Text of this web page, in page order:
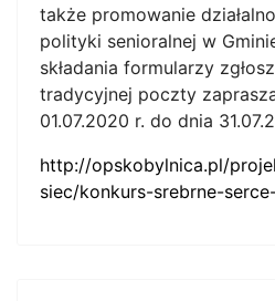
także promowanie
polityki senioralnej w
składania formularzy
tradycyjnej poczty
01.07.2020 r. do dnia
http://opskobylnica.pl/
siec/konkurs-srebrne-